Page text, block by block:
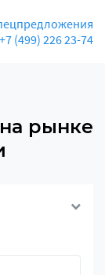
+7 (499) 226 23-74
рынке